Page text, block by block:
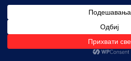
УГ “Темнићка иницијатива”, Варварин
Адреса